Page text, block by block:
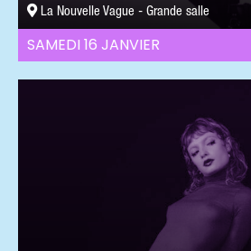
SAMEDI 16 JANVIER
La Nouvelle Vague - Grande salle